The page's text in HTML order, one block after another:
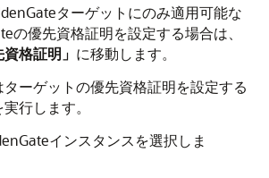
ターゲットにのみ適用可能な
の優先資格証明を設定する場合は、
格証明」 に移動します。
ーゲットの優先資格証明を設定する
行します。
インスタンスを選択しま